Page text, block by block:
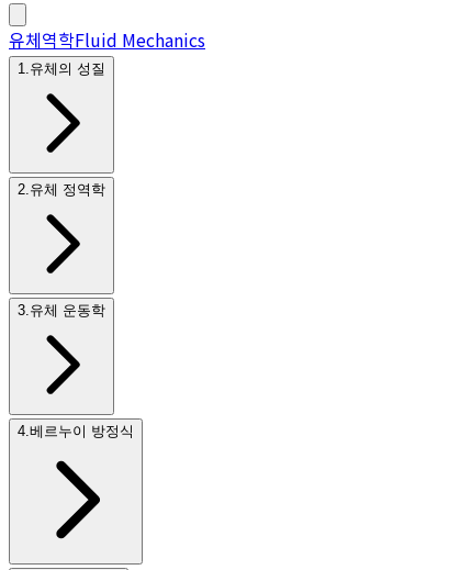
유체역학Fluid Mechanics
1 유체의 성질
2 유체 정역학
3 유체 운동학
4 베르누이 방정식